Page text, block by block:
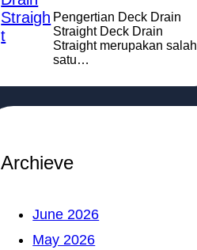
Pengertian Deck Drain
Straight Deck Drain
Straight merupakan salah
satu…
Archieve
June 2026
May 2026